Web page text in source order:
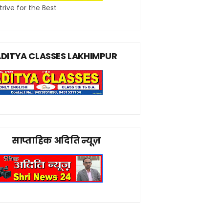
for the Best
CLASSES LAKHIMPUR
साप्ताहिक अदिति न्यूज़